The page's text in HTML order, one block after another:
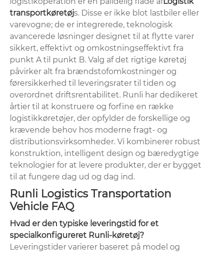
transportkøretøjs. Disse er ikke blot lastbiler eller
varevogne; de er integrerede, teknologisk
avancerede løsninger designet til at flytte varer
sikkert, effektivt og omkostningseffektivt fra
punkt A til punkt B. Valg af det rigtige køretøj
påvirker alt fra brændstofomkostninger og
førersikkerhed til leveringsrater til tiden og
overordnet driftsrentabilitet. Runli har dedikeret
årtier til at konstruere og forfine en række
logistikkøretøjer, der opfylder de forskellige og
krævende behov hos moderne fragt- og
distributionsvirksomheder. Vi kombinerer robust
konstruktion, intelligent design og bæredygtige
teknologier for at levere produkter, der er bygget
til at fungere dag ud og dag ind.
Runli Logistics Transportation
Vehicle FAQ
Hvad er den typiske leveringstid for et
specialkonfigureret Runli-køretøj?
Leveringstider varierer baseret på model og